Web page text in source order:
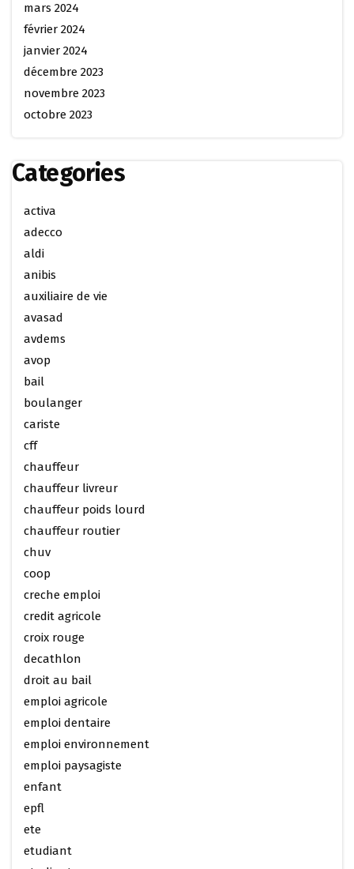
mars 2024
février 2024
janvier 2024
décembre 2023
novembre 2023
octobre 2023
Categories
activa
adecco
aldi
anibis
auxiliaire de vie
avasad
avdems
avop
bail
boulanger
cariste
cff
chauffeur
chauffeur livreur
chauffeur poids lourd
chauffeur routier
chuv
coop
creche emploi
credit agricole
croix rouge
decathlon
droit au bail
emploi agricole
emploi dentaire
emploi environnement
emploi paysagiste
enfant
epfl
ete
etudiant